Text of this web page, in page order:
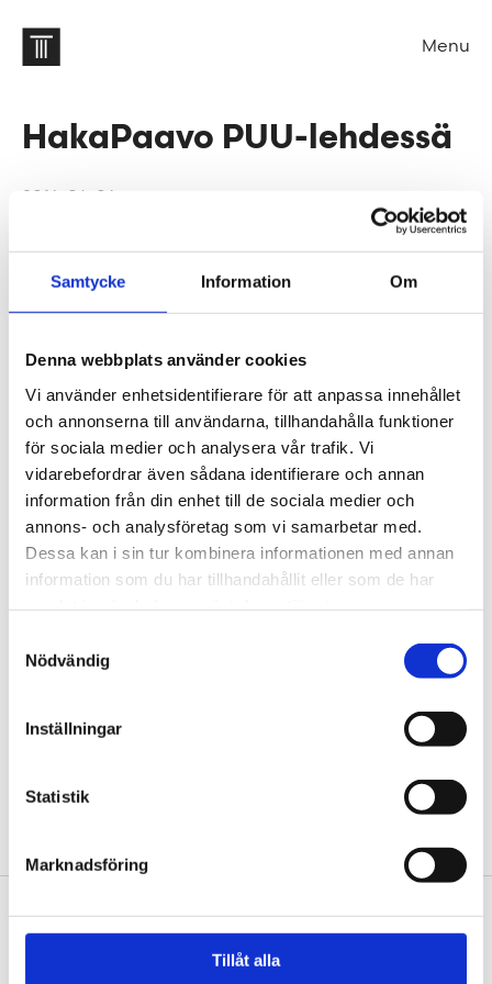
Samtycke Information Om
Denna webbplats använder cookies
Vi använder enhetsidentifierare för att anpassa innehållet
och annonserna till användarna, tillhandahålla funktioner
för sociala medier och analysera vår trafik. Vi
vidarebefordrar även sådana identifierare och annan
information från din enhet till de sociala medier och
annons- och analysföretag som vi samarbetar med.
Dessa kan i sin tur kombinera informationen med annan
information som du har tillhandahållit eller som de har
Nödvändig
Inställningar
Statistik
Marknadsföring
Tillåt alla
Menu
HakaPaavo PUU-lehdessä
2016-04-06
Hyvinkään korjausrakennuskohteemme,
HakaPaavo, on vuorostaan esillä uusimassa
Puu-lehdessä(1/2016).
Vuokratalon kasvojen kohotus
Alatunniste
PIKALINKIT